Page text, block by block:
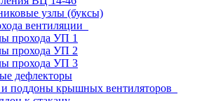
узлы (буксы)
вентиляции
прохода УП 1
прохода УП 2
прохода УП 3
дефлекторы
поддоны крышных вентиляторов